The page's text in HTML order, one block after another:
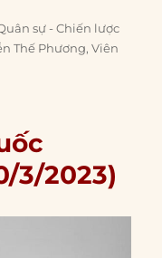
sự - Chiến lược
Thế Phương,Viên
3/2023)